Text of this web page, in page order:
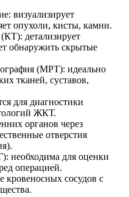
визуализирует
опухоли, кисты, камни.
детализирует
обнаружить скрытые
(МРТ): идеально
тканей, суставов,
для диагностики
ЖКТ.
органов через
отверстия
необходима для оценки
операцией.
кровеносных сосудов с